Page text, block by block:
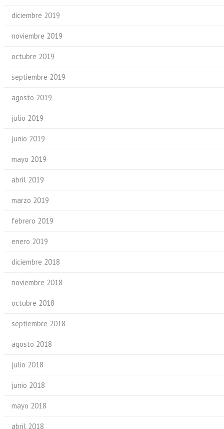
diciembre 2019
noviembre 2019
octubre 2019
septiembre 2019
agosto 2019
julio 2019
junio 2019
mayo 2019
abril 2019
marzo 2019
febrero 2019
enero 2019
diciembre 2018
noviembre 2018
octubre 2018
septiembre 2018
agosto 2018
julio 2018
junio 2018
mayo 2018
abril 2018